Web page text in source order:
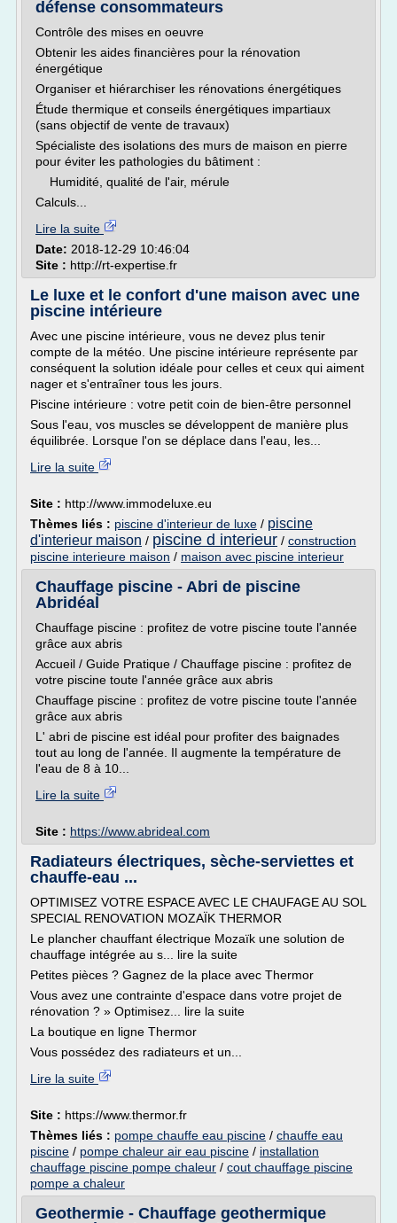
défense consommateurs
Contrôle des mises en oeuvre
Obtenir les aides financières pour la rénovation
énergétique
Organiser et hiérarchiser les rénovations énergétiques
Étude thermique et conseils énergétiques impartiaux
(sans objectif de vente de travaux)
Spécialiste des isolations des murs de maison en pierre
pour éviter les pathologies du bâtiment :
Humidité, qualité de l'air, mérule
Calculs...
Lire la suite
Date: 2018-12-29 10:46:04
Site : http://rt-expertise.fr
Le luxe et le confort d'une maison avec une
piscine intérieure
Avec une piscine intérieure, vous ne devez plus tenir
compte de la météo. Une piscine intérieure représente par
conséquent la solution idéale pour celles et ceux qui aiment
nager et s'entraîner tous les jours.
Piscine intérieure : votre petit coin de bien-être personnel
Sous l'eau, vos muscles se développent de manière plus
équilibrée. Lorsque l'on se déplace dans l'eau, les...
Lire la suite
Site : http://www.immodeluxe.eu
Thèmes liés : piscine d'interieur de luxe / piscine
d'interieur maison / piscine d interieur / construction
piscine interieure maison / maison avec piscine interieur
Chauffage piscine - Abri de piscine
Abridéal
Chauffage piscine : profitez de votre piscine toute l'année
grâce aux abris
Accueil / Guide Pratique / Chauffage piscine : profitez de
votre piscine toute l'année grâce aux abris
Chauffage piscine : profitez de votre piscine toute l'année
grâce aux abris
L' abri de piscine est idéal pour profiter des baignades
tout au long de l'année. Il augmente la température de
l'eau de 8 à 10...
Lire la suite
Site : https://www.abrideal.com
Radiateurs électriques, sèche-serviettes et
chauffe-eau ...
OPTIMISEZ VOTRE ESPACE AVEC LE CHAUFAGE AU SOL
SPECIAL RENOVATION MOZAÏK THERMOR
Le plancher chauffant électrique Mozaïk une solution de
chauffage intégrée au s... lire la suite
Petites pièces ? Gagnez de la place avec Thermor
Vous avez une contrainte d'espace dans votre projet de
rénovation ? » Optimisez... lire la suite
La boutique en ligne Thermor
Vous possédez des radiateurs et un...
Lire la suite
Site : https://www.thermor.fr
Thèmes liés : pompe chauffe eau piscine / chauffe eau
piscine / pompe chaleur air eau piscine / installation
chauffage piscine pompe chaleur / cout chauffage piscine
pompe a chaleur
Geothermie - Chauffage geothermique